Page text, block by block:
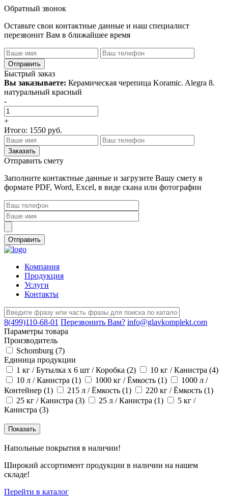
Обратный звонок
Оставьте свои контактные данные и наш специалист
перезвонит Вам в ближайшее время
Быстрый заказ
Вы заказываете: Керамическая черепица Koramic. Alegra 8.
натуральный красный
-
+
Итого: 1550 руб.
Отправить смету
Заполните контактные данные и загрузите Вашу смету в
формате PDF, Word, Excel, в виде скана или фотографии
Компания
Продукция
Услуги
Контакты
8(499)110-68-01 Перезвонить Вам? info@glavkomplekt.com
Параметры товара
Производитель
Schomburg (7)
Единица продукции
1 кг / Бутылка x 6 шт / Коробка (2) 10 кг / Канистра (4)
10 л / Канистра (1) 1000 кг / Ёмкость (1)
1000 л /
Контейнер (1) 215 л / Ёмкость (1) 220 кг / Ёмкость (1)
25 кг / Канистра (3) 25 л / Канистра (1)
5 кг /
Канистра (3)
Напольные покрытия в наличии!
Широкий ассортимент продукции в наличии на нашем
складе!
Перейти в каталог